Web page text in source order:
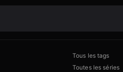
Tous les tags
Toutes les séries